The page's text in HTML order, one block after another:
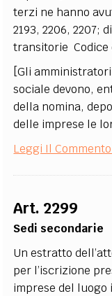
terzi ne hanno
2193, 2206, 2207;
transitorie Codice
[Gli
sociale devono,
della nomina,
delle imprese le
Leggi Il
Art. 2299
Sedi secondarie
Un estratto
per l’iscrizione
imprese del luogo